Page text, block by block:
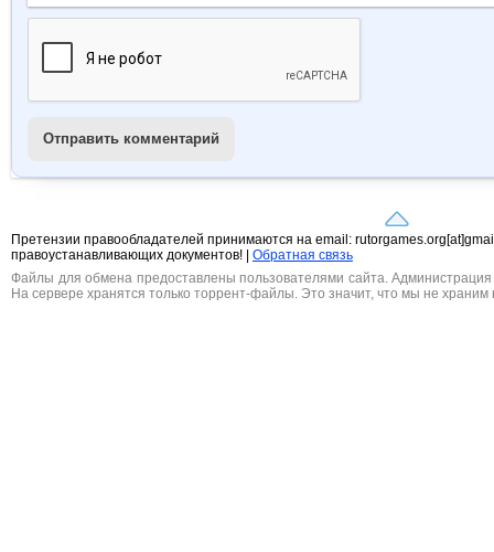
Отправить комментарий
Претензии правообладателей принимаются на email:
правоустанавливающих документов! |
Обратная связь
Файлы для обмена предоставлены пользователями сайта. Администрация
На сервере хранятся только торрент-файлы. Это значит, что мы не